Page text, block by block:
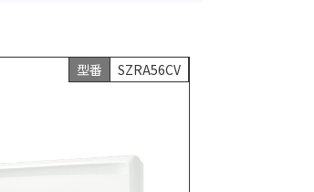
型番 SZRA56CV